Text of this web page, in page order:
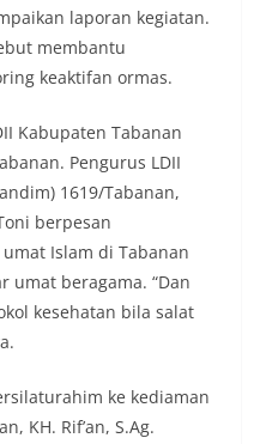
laporan kegiatan.
membantu
keaktifan ormas.
Kabupaten Tabanan
Pengurus LDII
1619/Tabanan,
berpesan
Islam di Tabanan
umat beragama. “Dan
kesehatan bila salat
ke kediaman
KH. Rif’an, S.Ag.